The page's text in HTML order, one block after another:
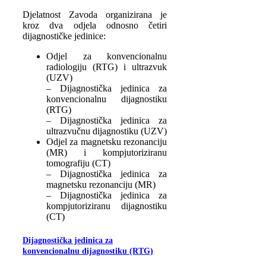
Djelatnost Zavoda organizirana je
kroz dva odjela odnosno četiri
dijagnostičke jedinice:
Odjel za konvencionalnu
radiologiju (RTG) i ultrazvuk
(UZV)
– Dijagnostička jedinica za
konvencionalnu dijagnostiku
(RTG)
– Dijagnostička jedinica za
ultrazvučnu dijagnostiku (UZV)
Odjel za magnetsku rezonanciju
(MR) i kompjutoriziranu
tomografiju (CT)
– Dijagnostička jedinica za
magnetsku rezonanciju (MR)
– Dijagnostička jedinica za
kompjutoriziranu dijagnostiku
(CT)
Dijagnostička jedinica za
konvencionalnu dijagnostiku (RTG)